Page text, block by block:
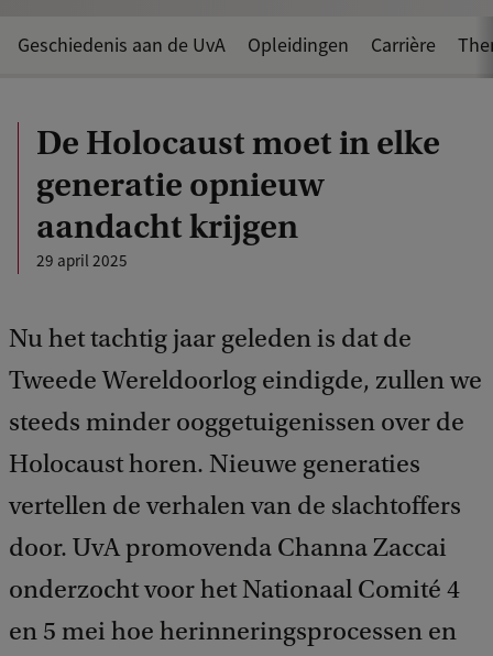
De Holocaust moet in elke
generatie opnieuw
aandacht krijgen
29 april 2025
Nu het tachtig jaar geleden is dat de
Tweede Wereldoorlog eindigde, zullen we
steeds minder ooggetuigenissen over de
Holocaust horen. Nieuwe generaties
vertellen de verhalen van de slachtoffers
door. UvA promovenda Channa Zaccai
onderzocht voor het Nationaal Comité 4
en 5 mei hoe herinneringsprocessen en
Geschiedenis aan de UvA Opleidingen Carrière